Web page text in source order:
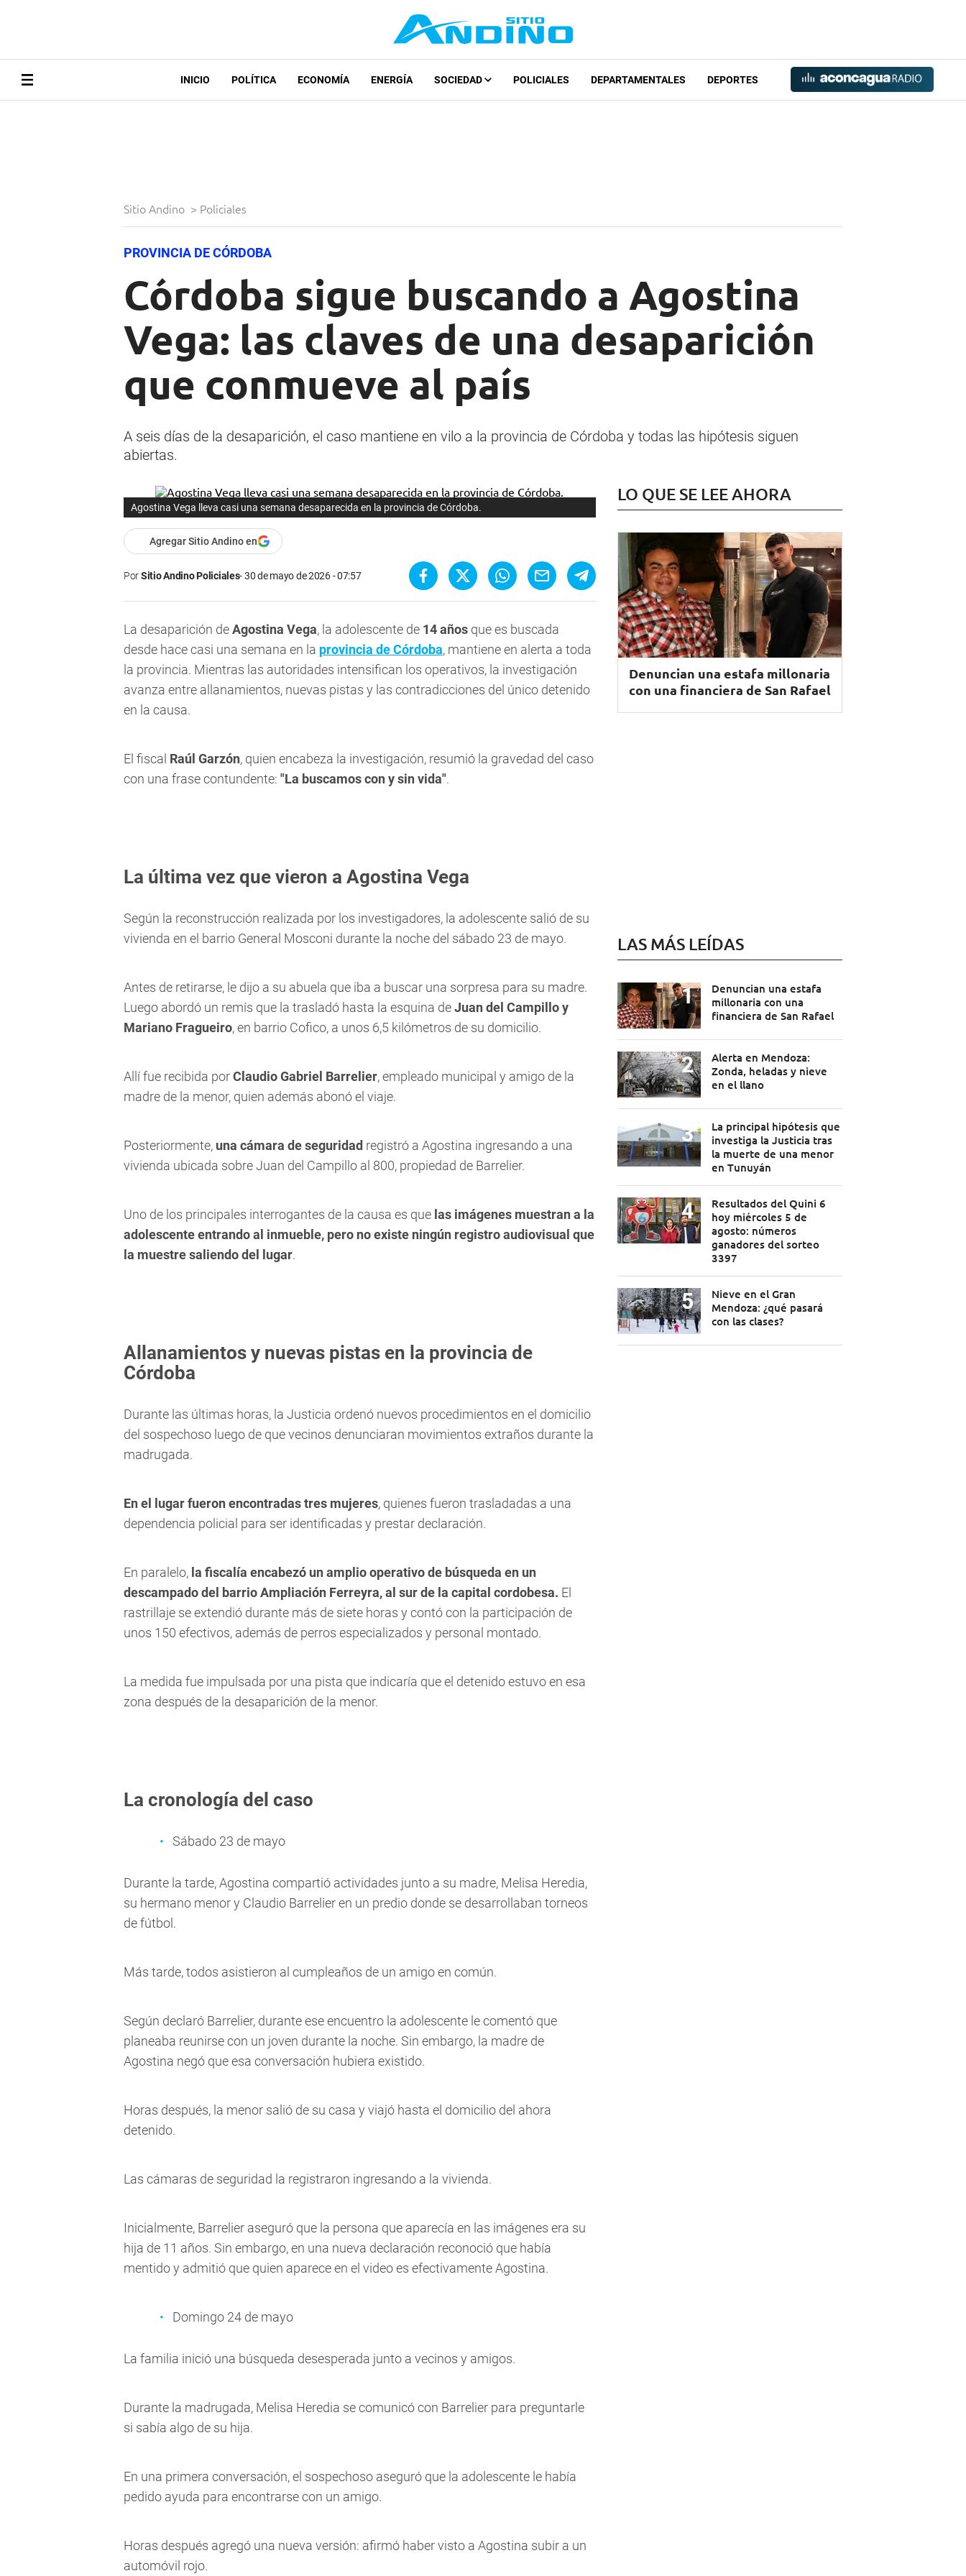
INICIO POLÍTICA ECONOMÍA ENERGÍA SOCIEDAD POLICIALES DEPARTAMENTALES DEPORTES
Sitio Andino > Policiales
PROVINCIA DE CÓRDOBA
Córdoba sigue buscando a Agostina
Vega: las claves de una desaparición
que conmueve al país
A seis días de la desaparición, el caso mantiene en vilo a la provincia de Córdoba y todas las hipótesis siguen
abiertas.
Agostina Vega lleva casi una semana desaparecida en la provincia de Córdoba.
Agregar Sitio Andino en
PorSitio Andino Policiales 30 de mayo de 2026 - 07:57
La desaparición deAgostina Vega, la adolescente de 14 años que es buscada
desde hace casi una semana en la provincia de Córdoba, mantiene en alerta a toda
la provincia. Mientras las autoridades intensifican los operativos, la investigación
avanza entre allanamientos, nuevas pistas y las contradicciones del único detenido
en la causa.
El fiscal Raúl Garzón, quien encabeza la investigación, resumió la gravedad del caso
con una frase contundente: "La buscamos con y sin vida".
La última vez que vieron a Agostina Vega
Según la reconstrucción realizada por los investigadores, la adolescente salió de su
vivienda en el barrio General Mosconi durante la noche del sábado 23 de mayo.
Antes de retirarse, le dijo a su abuela que iba a buscar una sorpresa para su madre.
Luego abordó un remís que la trasladó hasta la esquina deJuan del Campillo y
Mariano Fragueiro, en barrio Cofico, a unos 6,5 kilómetros de su domicilio.
Allí fue recibida porClaudio Gabriel Barrelier, empleado municipal y amigo de la
madre de la menor, quien además abonó el viaje.
Posteriormente, una cámara de seguridad registró a Agostina ingresando a una
vivienda ubicada sobre Juan del Campillo al 800, propiedad de Barrelier.
Uno de los principales interrogantes de la causa es que las imágenes muestran a la
adolescente entrando al inmueble, pero no existe ningún registro audiovisual que
la muestre saliendo del lugar.
Allanamientos y nuevas pistas en la provincia de
Córdoba
Durante las últimas horas, la Justicia ordenó nuevos procedimientos en el domicilio
del sospechoso luego de que vecinos denunciaran movimientos extraños durante la
madrugada.
En el lugar fueron encontradas tres mujeres, quienes fueron trasladadas a una
dependencia policial para ser identificadas y prestar declaración.
En paralelo, la fiscalía encabezó un amplio operativo de búsqueda en un
descampado del barrio Ampliación Ferreyra, al sur de la capital cordobesa. El
rastrillaje se extendió durante más de siete horas y contó con la participación de
unos 150 efectivos, además de perros especializados y personal montado.
La medida fue impulsada por una pista que indicaría que el detenido estuvo en esa
zona después de la desaparición de la menor.
La cronología del caso
Sábado 23 de mayo
Durante la tarde, Agostina compartió actividades junto a su madre, Melisa Heredia,
su hermano menor y Claudio Barrelier en un predio donde se desarrollaban torneos
de fútbol.
Más tarde, todos asistieron al cumpleaños de un amigo en común.
Según declaró Barrelier, durante ese encuentro la adolescente le comentó que
planeaba reunirse con un joven durante la noche. Sin embargo, la madre de
Agostina negó que esa conversación hubiera existido.
Horas después, la menor salió de su casa y viajó hasta el domicilio del ahora
detenido.
Las cámaras de seguridad la registraron ingresando a la vivienda.
Inicialmente, Barrelier aseguró que la persona que aparecía en las imágenes era su
hija de 11 años. Sin embargo, en una nueva declaración reconoció que había
mentido y admitió que quien aparece en el video es efectivamente Agostina.
Domingo 24 de mayo
La familia inició una búsqueda desesperada junto a vecinos y amigos.
Durante la madrugada, Melisa Heredia se comunicó con Barrelier para preguntarle
si sabía algo de su hija.
En una primera conversación, el sospechoso aseguró que la adolescente le había
pedido ayuda para encontrarse con un amigo.
Horas después agregó una nueva versión: afirmó haber visto a Agostina subir a un
automóvil rojo.
LO QUE SE LEE AHORA
Denuncian una estafa millonaria
con una financiera de San Rafael
LAS MÁS LEÍDAS
Denuncian una estafa
millonaria con una
financiera de San Rafael
Alerta en Mendoza:
Zonda, heladas y nieve
en el llano
La principal hipótesis que
investiga la Justicia tras
la muerte de una menor
en Tunuyán
Resultados del Quini 6
hoy miércoles 5 de
agosto: números
ganadores del sorteo
3397
Nieve en el Gran
Mendoza: ¿qué pasará
con las clases?